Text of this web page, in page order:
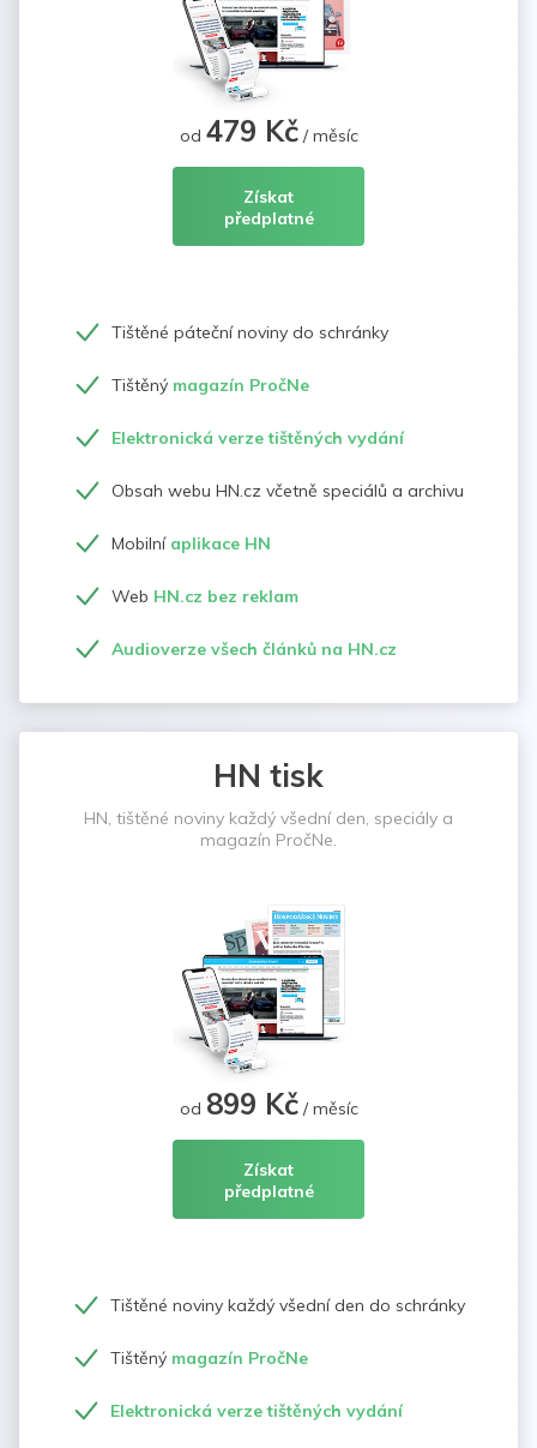
od 479 Kč/ měsíc
Získat
předplatné
Tištěné páteční noviny do schránky
Tištěný magazín PročNe
Elektronická verze tištěných vydání
Obsah webu HN.cz včetně speciálů a archivu
Mobilní aplikace HN
Web HN.cz bez reklam
Audioverze všech článků na HN.cz
HN tisk
HN, tištěné noviny každý všední den, speciály a
magazín PročNe.
od 899 Kč/ měsíc
Získat
předplatné
Tištěné noviny každý všední den do schránky
Tištěný magazín PročNe
Elektronická verze tištěných vydání